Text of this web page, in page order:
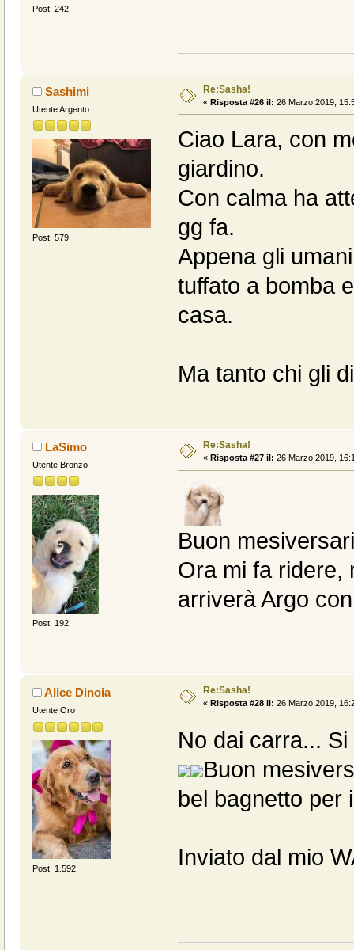
Post: 242
Sashimi
Utente Argento
Post: 579
Re:Sasha!
« Risposta #26 il: 26 Marzo 2019,
Ciao Lara, con
giardino.
Con calma ha
gg fa.
Appena gli
tuffato a bomba
casa.
Ma tanto chi gli
LaSimo
Utente Bronzo
Post: 192
Re:Sasha!
« Risposta #27 il: 26 Marzo 2019,
Buon
Ora mi fa ridere,
arriverà Argo
Alice Dinoia
Utente Oro
Post: 1.592
Re:Sasha!
« Risposta #28 il: 26 Marzo 2019,
No dai carra...
Buon
bel bagnetto per
Inviato dal mio